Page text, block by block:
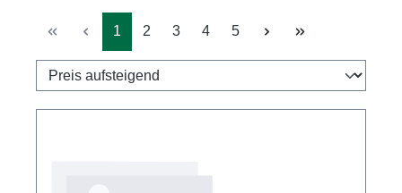
Seite
1 Seite
2 Seite
3 Seite
4 Seite
5